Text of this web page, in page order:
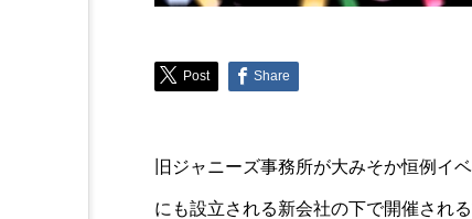
Post Share
旧ジャニーズ事務所が大みそか恒例イ
にも設立される新会社の下で開催され
Collection
暗闇に浮かび上がるそ